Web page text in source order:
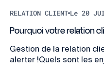
RELATION CLIENT Le 20
Pourquoi votre relation
Gestion de la relation
alerter !Quels sont les